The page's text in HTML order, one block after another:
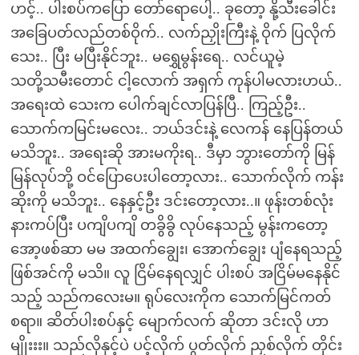
ဟင့်.. ပါးစပ်ကပြော တော်ရောပေါ့.. ခုတော့ နို့သီးခေါင်း
အခြေပတ်လည်တစ်ဝိုက်.. လက်ညှိုးကြီးနဲ့ ဝိုက် ပြလိုက်
သေး.. ပြီး မပြီးနိုင်ဘူး.. မရွှေမွန်းရေ.. လင်ယူမဲ့
သတို့သမီးတောင် ငါ့လောက် အရှက် ကုန်ပါမလားဟယ်..
အရေးထဲ သေးက ပေါက်ချင်လာပြန်ပြီ.. ကြည့်ဦး..
သောက်ကမြင်းမလေး.. ဘယ်ဒင်းနဲ့ လေကန် နေပြန်တယ်
မသိဘူး.. အရေးဆို အားမကိုးရ.. ဒီမှာ ဘွားတော်ကို မြန်
မြန်လုပ်ဘို့ ဝင်ပြောပေးပါတော့လား.. သောက်လိုက် ကန်း
ဆိုးကို မသိဘူး.. နေနှင့်ဦး ဒင်းတော့လား..။ ဖုန်းတစ်လုံး
နားကပ်ပြီး ပကျိပကျိ တခွိခွိ လုပ်နေသည့် မွန်းကတော့
အော့ဖစ်ဆာ မမ အထက်ချွေး၊ အောက်ချွေး ပျံနေရသည့်
ဖြစ်အင်ကို မသိ။ လူ ငြိမ်နေရလျှင် ပါးစပ် အငြိမ်မနေနိုင်
သည့် သည်ကလေးမ။ ရုပ်လေးကိုက သောက်မြင်ကတ်
စရာ။ ဆိတ်ပါးစပ်နှင့် မျောက်လက် ဆိုတာ ဒင်းလို ဟာ
မျိုးးး။ သည်လိုနှင့်ပဲ ပင့်လိုက် ပွတ်လိုက် ညှစ်လိုက် တိုင်း